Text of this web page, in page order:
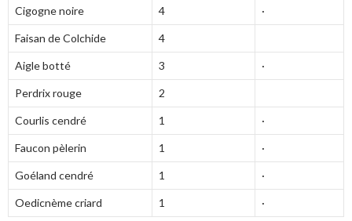
Cigogne noire 4 ·
Faisan de Colchide 4
Aigle botté 3 ·
Perdrix rouge 2
Courlis cendré 1 ·
Faucon pèlerin 1 ·
Goéland cendré 1 ·
Oedicnème criard 1 ·